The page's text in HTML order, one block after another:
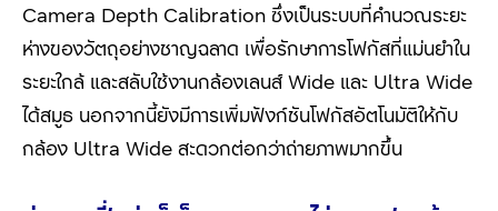
Camera Depth Calibration ซึ่งเป็นระบบที่คำนวณระยะ
ห่างของวัตถุอย่างชาญฉลาด เพื่อรักษาการโฟกัสที่แม่นยำใน
ระยะใกล้ และสลับใช้งานกล้องเลนส์ Wide และ Ultra Wide
ได้สมูธ นอกจากนี้ยังมีการเพิ่มฟังก์ชันโฟกัสอัตโนมัติให้กับ
กล้อง Ultra Wide สะดวกต่อกว่าถ่ายภาพมากขึ้น